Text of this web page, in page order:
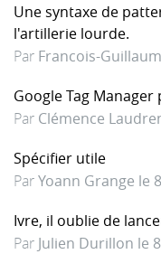
Une syntaxe de
l'artillerie lourde.
Par Francois-
Google Tag
Par Clémence
Spécifier utile
ParYoann Grange le
Ivre, il oublie de
Par Julien Durillon le